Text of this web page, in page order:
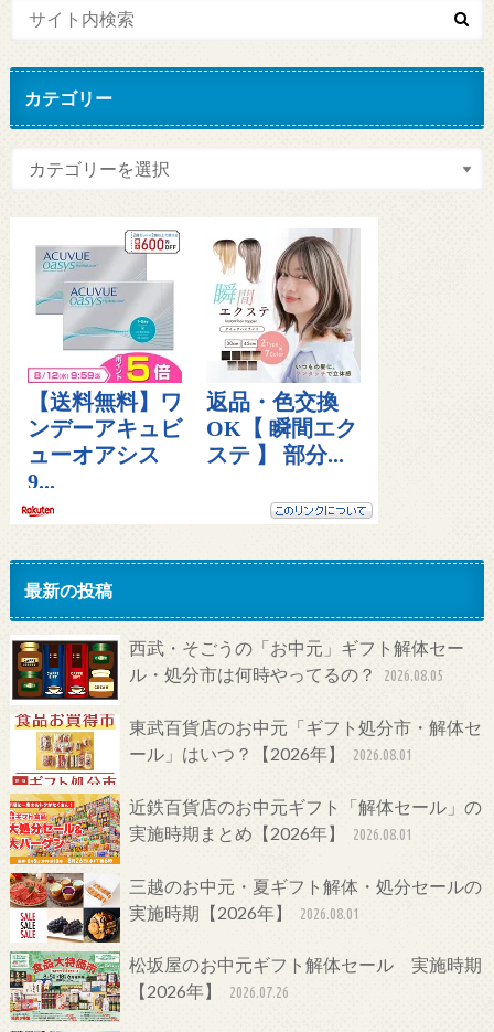
カテゴリー
最新の投稿
西武・そごうの「お中元」ギフト解体セー
ル・処分市は何時やってるの？
2026.08.05
東武百貨店のお中元「ギフト処分市・解体セ
ール」はいつ？【2026年】
2026.08.01
近鉄百貨店のお中元ギフト「解体セール」の
実施時期まとめ【2026年】
2026.08.01
三越のお中元・夏ギフト解体・処分セールの
実施時期【2026年】
2026.08.01
松坂屋のお中元ギフト解体セール 実施時期
【2026年】
2026.07.26